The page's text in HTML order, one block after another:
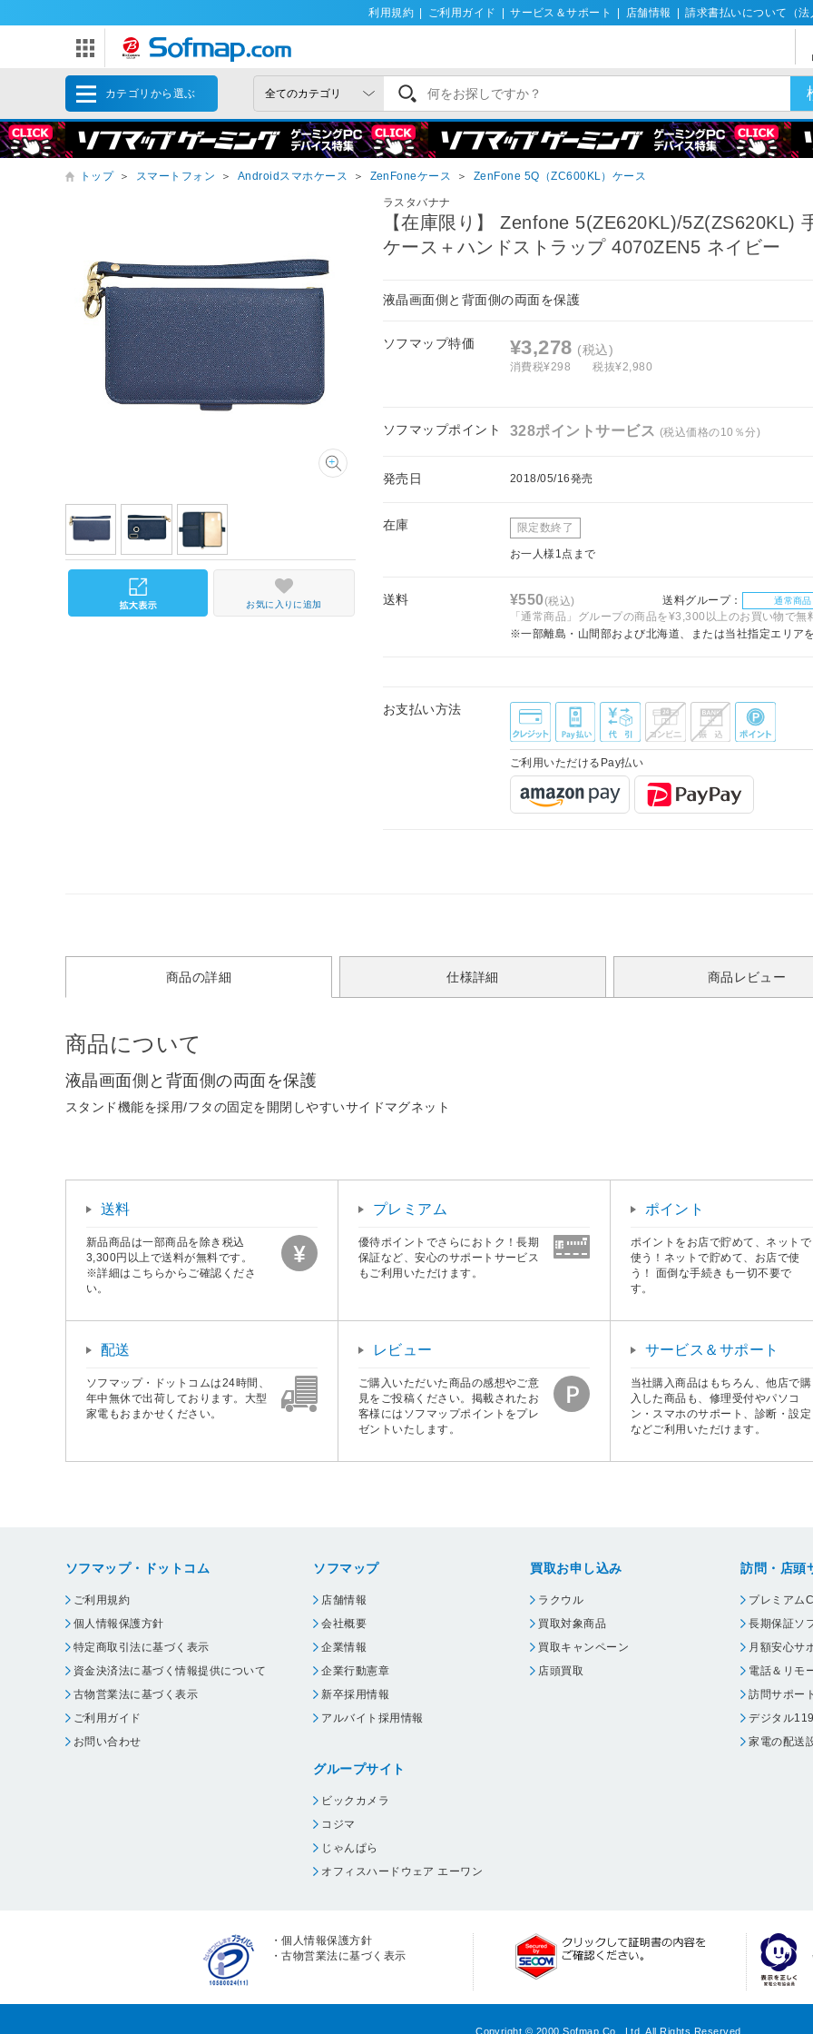
利用規約 ご利用ガイド サービス＆サポート 店舗情報 請求書払いについて（法
カテゴリから選ぶ
トップ ＞ スマートフォン ＞ Androidスマホケース ＞ ZenFoneケース ＞ ZenFone 5Q（ZC600KL）ケース
ラスタバナナ
【在庫限り】 Zenfone 5(ZE620KL)/5Z(ZS620KL)
ケース＋ハンドストラップ 4070ZEN5 ネイビー
液晶画面側と背面側の両面を保護
ソフマップ特価 ¥3,278 (税込)
消費税¥298 税抜¥2,980
ソフマップポイント 328ポイントサービス (税込価格の10％分)
発売日 2018/05/16発売
在庫 限定数終了
お一人様1点まで
送料 ¥550(税込) 送料グループ： 通常商品
「通常商品」グループの商品を¥3,300以上のお買い物で無
※一部離島・山間部および北海道、または当社指定エリア
お支払い方法
ご利用いただけるPay払い
お気に入りに追加
商品の詳細 仕様詳細 商品レビュー
商品について
液晶画面側と背面側の両面を保護
スタンド機能を採用/フタの固定を開閉しやすいサイドマグネット
送料
新品商品は一部商品を除き税込
3,300円以上で送料が無料です。
※詳細はこちらからご確認くださ
い。
プレミアム
優待ポイントでさらにおトク！長期
保証など、安心のサポートサービス
もご利用いただけます。
ポイント
ポイントをお店で貯めて、ネットで
使う！ネットで貯めて、お店で使
う！ 面倒な手続きも一切不要で
す。
配送
ソフマップ・ドットコムは24時間、
年中無休で出荷しております。大型
家電もおまかせください。
レビュー
ご購入いただいた商品の感想やご意
見をご投稿ください。掲載されたお
客様にはソフマップポイントをプレ
ゼントいたします。
サービス＆サポート
当社購入商品はもちろん、他店で購
入した商品も、修理受付やパソコ
ン・スマホのサポート、診断・設定
などご利用いただけます。
ソフマップ・ドットコム
ご利用規約
個人情報保護方針
特定商取引法に基づく表示
資金決済法に基づく情報提供について
古物営業法に基づく表示
ご利用ガイド
お問い合わせ
ソフマップ
店舗情報
会社概要
企業情報
企業行動憲章
新卒採用情報
アルバイト採用情報
グループサイト
ビックカメラ
コジマ
じゃんぱら
オフィスハードウェア エーワン
買取お申し込み
ラクウル
買取対象商品
買取キャンペーン
店頭買取
訪問・店頭
プレミアム
長期保証ソ
月額安心サ
電話＆リモ
訪問サポー
デジタル
家電の配送
・個人情報保護方針
・古物営業法に基づく表示
Copyright © 2000 Sofmap Co., Ltd. All Rights Reserved.